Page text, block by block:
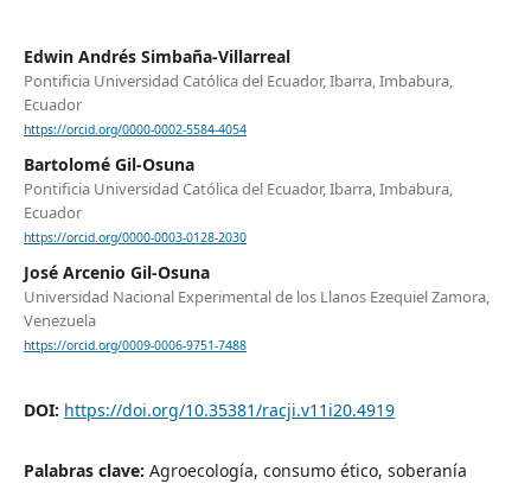
Edwin Andrés Simbaña-Villarreal
Pontificia Universidad Católica del Ecuador, Ibarra, Imbabura,
Ecuador
https://orcid.org/0000-0002-5584-4054
Bartolomé Gil-Osuna
Pontificia Universidad Católica del Ecuador, Ibarra, Imbabura,
Ecuador
https://orcid.org/0000-0003-0128-2030
José Arcenio Gil-Osuna
Universidad Nacional Experimental de los Llanos Ezequiel Zamora,
Venezuela
https://orcid.org/0009-0006-9751-7488
DOI: https://doi.org/10.35381/racji.v11i20.4919
Palabras clave: Agroecología, consumo ético, soberanía